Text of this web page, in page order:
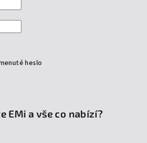
heslo
EMi a vše co nabízí?